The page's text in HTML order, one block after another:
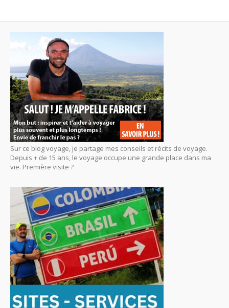
Sur ce blog voyage, je partage mes conseils et récits de voyage.
Depuis + de 15 ans, le voyage occupe une grande place dans ma
vie. Première visite ?